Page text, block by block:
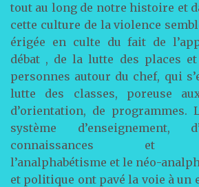
tout au long de notre histoire et
cette culture de la violence
érigée en culte du fait de
débat , de la lutte des places
personnes autour du chef, qui
lutte des classes, poreuse
d’orientation, de programmes.
système d’enseignement,
connaissances et
l’analphabétisme et le néo-
et politique ont pavé la voie à un